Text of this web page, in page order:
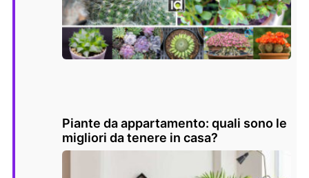
Piante da appartamento: quali sono le
migliori da tenere in casa?